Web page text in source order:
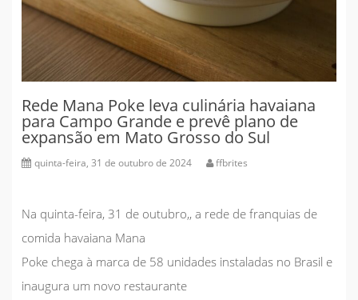
Rede Mana Poke leva culinária havaiana
para Campo Grande e prevê plano de
expansão em Mato Grosso do Sul
quinta-feira, 31 de outubro de 2024 ffbrites
Na quinta-feira, 31 de outubro,, a rede de franquias de
comida havaiana Mana
Poke chega à marca de 58 unidades instaladas no Brasil e
inaugura um novo restaurante